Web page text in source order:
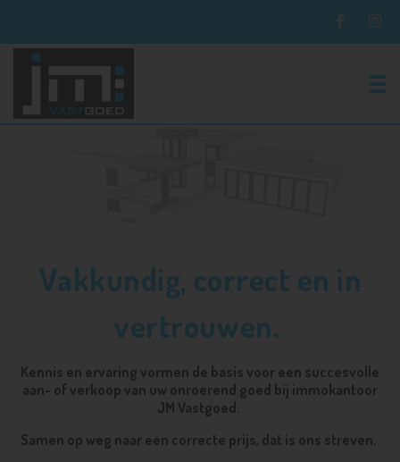
Vakkundig, correct en in
vertrouwen.
Kennis en ervaring vormen de basis voor een succesvolle
aan- of verkoop van uw onroerend goed bij immokantoor
JM Vastgoed.
Samen op weg naar een correcte prijs, dat is ons streven.